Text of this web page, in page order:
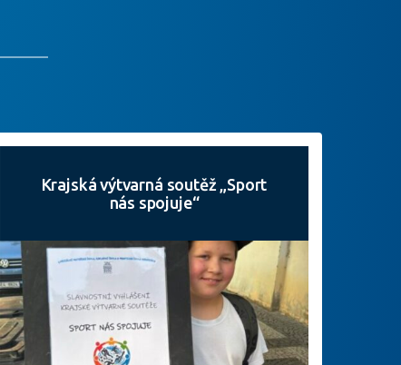
Krajská výtvarná soutěž „Sport
nás spojuje“